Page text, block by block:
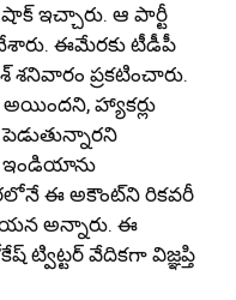
షాక్ ఇచ్చారు. ఆ పార్టీ
ఈమేరకు టీడీపీ
ప్రకటించారు.
హ్యాకర్లు
ఇండియాను
ఈ అకౌంట్‌ని రికవరీ
అన్నారు. ఈ
ట్విట్టర్ వేదికగా విజ్ఞప్తి